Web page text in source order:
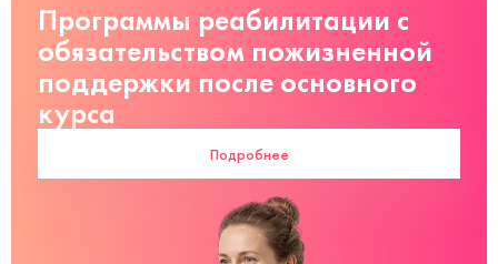
Программы реабилитации с
обязательством пожизненной
поддержки после основного
курса
Подробнее